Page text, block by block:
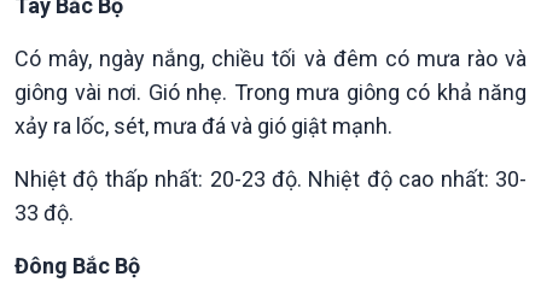
Tin Chính trị
Chính phủ với người dân
Quốc hội với cử tri
Xây dựng đảng
Tin thế giới
Tây Bắc Bộ
Có mây, ngày nắng, chiều tối và đêm có mưa rào và
giông vài nơi. Gió nhẹ. Trong mưa giông có khả năng
xảy ra lốc, sét, mưa đá và gió giật mạnh.
Nhiệt độ thấp nhất: 20-23 độ. Nhiệt độ cao nhất: 30-
33 độ.
Đông Bắc Bộ